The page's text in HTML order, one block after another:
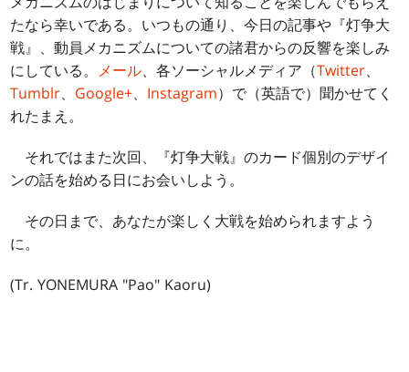
たなら幸いである。いつもの通り、今日の記事や『灯争大
戦』、動員メカニズムについての諸君からの反響を楽しみ
にしている。 メール、各ソーシャルメディア（Twitter、
Tumblr、 Google+、 Instagram）で（英語で）聞かせてく
れたまえ。
それではまた次回、『灯争大戦』のカード個別のデザイ
ンの話を始める日にお会いしよう。
その日まで、あなたが楽しく大戦を始められますよう
に。
(Tr. YONEMURA "Pao" Kaoru)